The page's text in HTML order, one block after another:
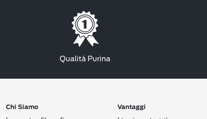
Qualità Purina
Chi Siamo Vantaggi